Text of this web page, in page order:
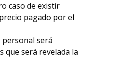
caso de existir
pagado por el
será
que será revelada la